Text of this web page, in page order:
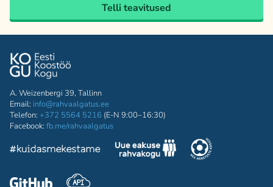
Telli teavitused
A. Weizenbergi 39, Tallinn
Email: info@rahvaalgatus.ee
Telefon: +372 5564 5216 (E-N 9:00–16:30)
Facebook: fb.me/rahvaalgatus